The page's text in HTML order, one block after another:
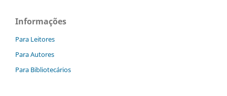
Informações
Para Leitores
Para Autores
Para Bibliotecários